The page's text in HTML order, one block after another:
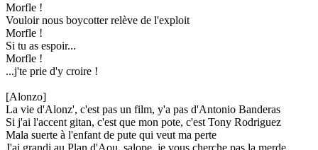
Morfle !
Vouloir nous boycotter relève de l'exploit
Morfle !
Si tu as espoir...
Morfle !
...j'te prie d'y croire !
[Alonzo]
La vie d'Alonz', c'est pas un film, y'a pas d'Antonio Banderas
Si j'ai l'accent gitan, c'est que mon pote, c'est Tony Rodriguez
Mala suerte à l'enfant de pute qui veut ma perte
J'ai grandi au Plan d'Aou, salope, je vous cherche pas la merde